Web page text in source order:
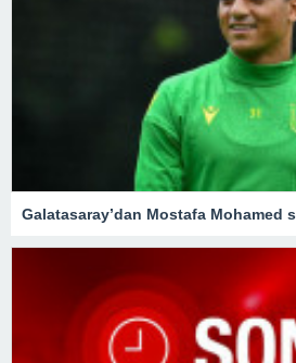
Galatasaray’dan Mostafa Mohamed